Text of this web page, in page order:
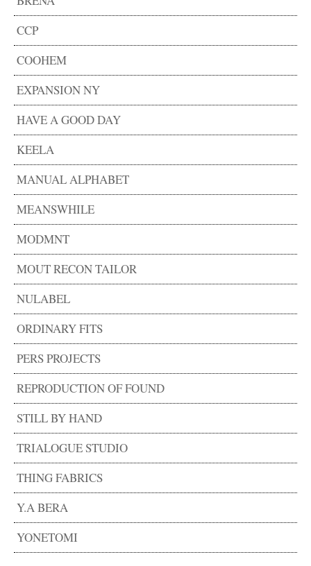
CCP
COOHEM
EXPANSION NY
HAVE A GOOD DAY
KEELA
MANUAL ALPHABET
MEANSWHILE
MODMNT
MOUT RECON TAILOR
NULABEL
ORDINARY FITS
PERS PROJECTS
REPRODUCTION OF FOUND
STILL BY HAND
TRIALOGUE STUDIO
THING FABRICS
Y.A BERA
YONETOMI